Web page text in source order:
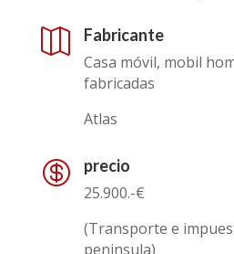

Fabricante
Casa móvil, mobil
fabricadas
Atlas

precio
25.900.-€
(Transporte e
peninsula)